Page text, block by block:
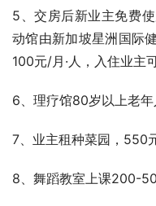
3、免费的电影放映，有
4、交房时给予2个免费
5、交房后新业主免费
动馆由新加坡星洲国际